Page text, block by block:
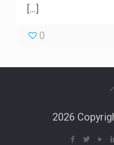
[…]
0
2026